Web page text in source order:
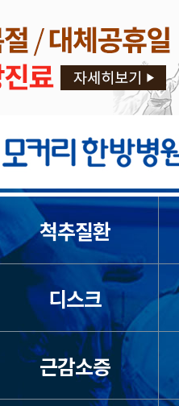
척추질환
디스크
근감소증